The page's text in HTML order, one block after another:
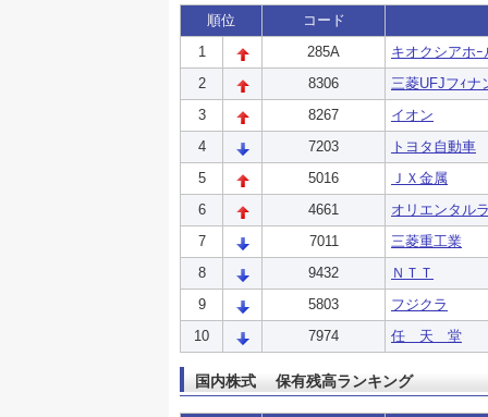
順位
コード
1
285A
キオクシアホ
2
8306
三菱UFJフｨナ
3
8267
イオン
4
7203
トヨタ自動車
5
5016
ＪＸ金属
6
4661
オリエンタル
7
7011
三菱重工業
8
9432
ＮＴＴ
9
5803
フジクラ
10
7974 任 天 堂
国内株式 保有残高ランキング